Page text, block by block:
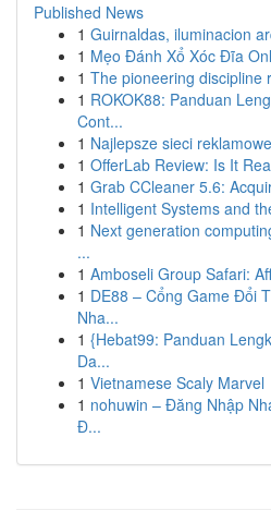
Published News
1 Guirnaldas, iluminacion
1 Mẹo Đánh Xổ Xóc Đĩa
1 The pioneering discipline
1 ROKOK88: Panduan
Cont...
1 Najlepsze sieci
1 OfferLab Review: Is It
1 Grab CCleaner 5.6:
1 Intelligent Systems and
1 Next generation
...
1 Amboseli Group Safari:
1 DE88 – Cổng Game Đổi
Nha...
1 {Hebat99: Panduan
Da...
1 Vietnamese Scaly Marvel
1 nohuwin – Đăng Nhập
Đ...